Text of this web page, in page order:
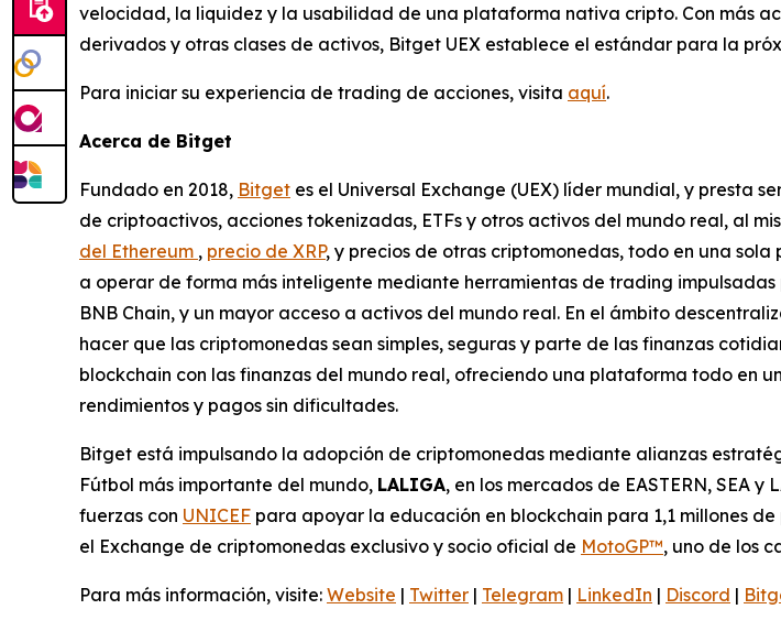
velocidad, la liquidez y la usabilidad de una plataforma nativa cripto. Con más
derivados y otras clases de activos, Bitget UEX establece el estándar para la
Para iniciar su experiencia de trading de acciones, visita aquí.
Acerca de Bitget
Fundado en 2018, Bitget es el Universal Exchange (UEX) líder mundial, y presta
de criptoactivos, acciones tokenizadas, ETFs y otros activos del mundo real, al
del Ethereum , precio de XRP, y precios de otras criptomonedas, todo en una
a operar de forma más inteligente mediante herramientas de trading
BNB Chain, y un mayor acceso a activos del mundo real. En el ámbito
hacer que las criptomonedas sean simples, seguras y parte de las finanzas
blockchain con las finanzas del mundo real, ofreciendo una plataforma todo en
rendimientos y pagos sin dificultades.
Bitget está impulsando la adopción de criptomonedas mediante alianzas
Fútbol más importante del mundo, LALIGA, en los mercados de EASTERN, SEA
fuerzas con UNICEF para apoyar la educación en blockchain para 1,1 millones
el Exchange de criptomonedas exclusivo y socio oficial de MotoGP™, uno de los
Para más información, visite: Website | Twitter | Telegram | LinkedIn | Discord |